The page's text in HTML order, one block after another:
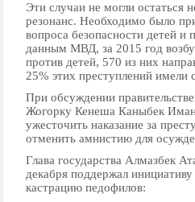
Эти случаи не могли остаться
резонанс. Необходимо было
вопроса безопасности детей
данным МВД, за 2015 год
против детей, 570 из них
25% этих преступлений имели
При обсуждении
Жогорку Кенеша Каныбек
ужесточить наказание за
отменить амнистию для
Глава государства Алмазбек
декабря поддержал
кастрацию педофилов: